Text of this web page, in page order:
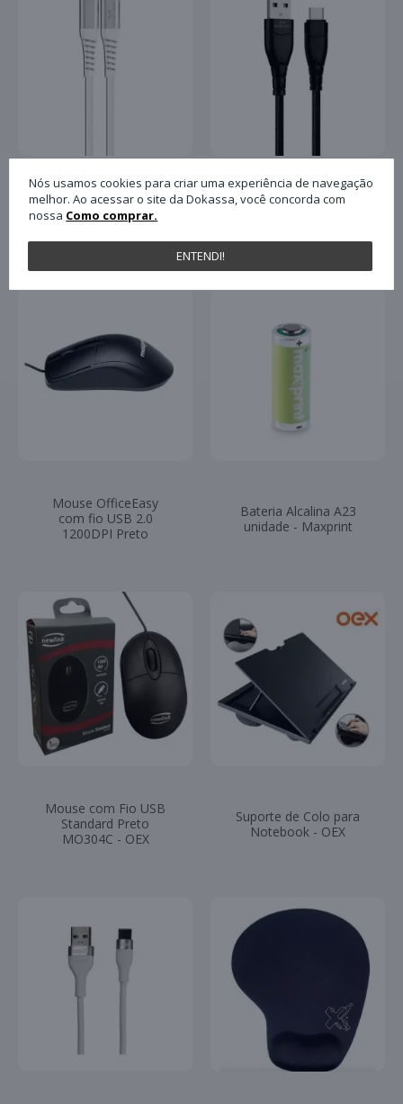
Cabo IOS Branco
554907 1,5mt -
Maketech
Cabo USB Preto
Mouse OfficeEasy
com fio USB 2.0
1200DPI Preto
Bateria Alcalina A23
unidade - Maxprint
Mouse com Fio USB
Standard Preto
MO304C - OEX
Suporte de Colo para
Notebook - OEX
Nós usamos cookies para criar uma experiência de navegação
melhor. Ao acessar o site da Dokassa, você concorda com
nossa Como comprar.
ENTENDI!